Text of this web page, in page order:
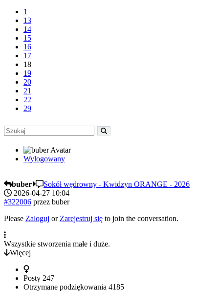
1
13
14
15
16
17
18
19
20
21
22
29
Wylogowany
buber
Sokół wędrowny - Kwidzyn ORANGE - 2026
2026-04-27 10:04
#322006 przez buber
Please Zaloguj or Zarejestruj się to join the conversation.
Wszystkie stworzenia małe i duże.
Więcej
Posty 247
Otrzymane podziękowania 4185